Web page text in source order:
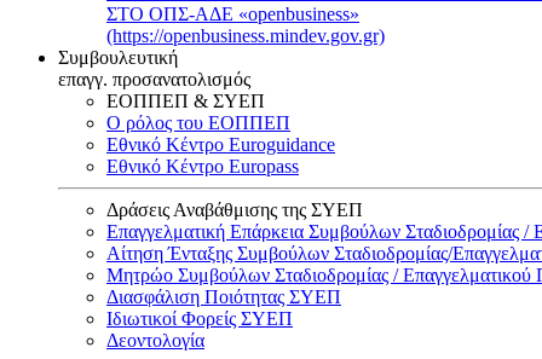
ΣΤΟ ΟΠΣ-ΑΔΕ «openbusiness»
(https://openbusiness.mindev.gov.gr)
Συμβουλευτική
επαγγ. προσανατολισμός
ΕΟΠΠΕΠ & ΣΥΕΠ
Ο ρόλος του ΕΟΠΠΕΠ
Εθνικό Κέντρο Euroguidance
Εθνικό Κέντρο Europass
Δράσεις Αναβάθμισης της ΣΥΕΠ
Επαγγελματική Επάρκεια Συμβούλων Σταδιοδρομίας /
Αίτηση Ένταξης Συμβούλων Σταδιοδρομίας/
Μητρώο Συμβούλων Σταδιοδρομίας / Επαγγελματικού
Διασφάλιση Ποιότητας ΣΥΕΠ
Ιδιωτικοί Φορείς ΣΥΕΠ
Δεοντολογία